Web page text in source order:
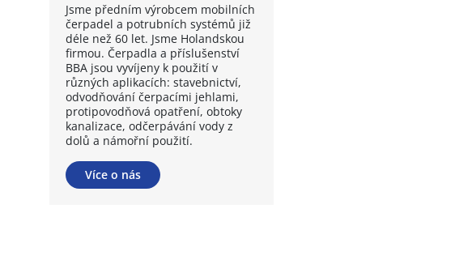
Jsme předním výrobcem mobilních
čerpadel a potrubních systémů již
déle než 60 let. Jsme Holandskou
firmou. Čerpadla a příslušenství
BBA jsou vyvíjeny k použití v
různých aplikacích: stavebnictví,
odvodňování čerpacími jehlami,
protipovodňová opatření, obtoky
kanalizace, odčerpávání vody z
dolů a námořní použití.
Více o nás